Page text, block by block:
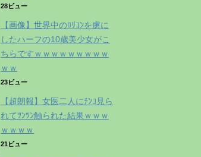
28ビュー
【画像】世界中のﾛﾘｺﾝを虜に
したハーフの10歳美少女がこ
ちらですｗｗｗｗｗｗｗｗｗ
ｗｗ
23ビュー
【超朗報】女医二人にﾁﾝｺ見ら
れてﾂﾝﾂﾝ触られた結果ｗｗｗ
ｗｗｗｗ
21ビュー